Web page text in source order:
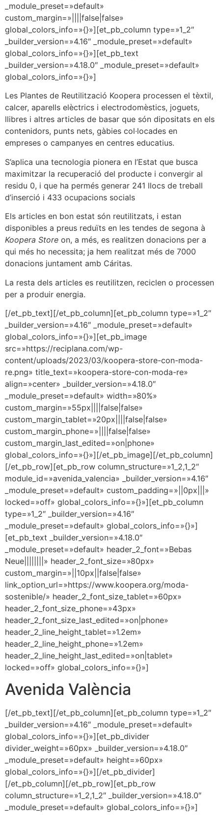
_module_preset=»default»
custom_margin=»||||false|false»
global_colors_info=»{}»][et_pb_column type=»1_2″
_builder_version=»4.16″ _module_preset=»default»
global_colors_info=»{}»][et_pb_text
_builder_version=»4.18.0″ _module_preset=»default»
global_colors_info=»{}»]
Les Plantes de Reutilització Koopera processen el tèxtil,
calcer, aparells elèctrics i electrodomèstics, joguets,
llibres i altres articles de basar que són dipositats en els
contenidors, punts nets, gàbies col·locades en
empreses o campanyes en centres educatius.
S’aplica una tecnologia pionera en l’Estat que busca
maximitzar la recuperació del producte i convergir al
residu 0, i que ha permés generar 241 llocs de treball
d’inserció i 433 ocupacions socials
Els articles en bon estat són reutilitzats, i estan
disponibles a preus reduïts en les tendes de segona à
Koopera Store on, a més, es realitzen donacions per a
qui més ho necessita; ja hem realitzat més de 7000
donacions juntament amb Cáritas.
La resta dels articles es reutilitzen, reciclen o processen
per a produir energia.
[/et_pb_text][/et_pb_column][et_pb_column type=»1_2″
_builder_version=»4.16″ _module_preset=»default»
global_colors_info=»{}»][et_pb_image
src=»https://reciplana.com/wp-
content/uploads/2023/03/koopera-store-con-moda-
re.png» title_text=»koopera-store-con-moda-re»
align=»center» _builder_version=»4.18.0″
_module_preset=»default» width=»80%»
custom_margin=»55px||||false|false»
custom_margin_tablet=»20px||||false|false»
custom_margin_phone=»||||false|false»
custom_margin_last_edited=»on|phone»
global_colors_info=»{}»][/et_pb_image][/et_pb_column]
[/et_pb_row][et_pb_row column_structure=»1_2,1_2″
module_id=»avenida_valencia» _builder_version=»4.16″
_module_preset=»default» custom_padding=»||0px|||»
locked=»off» global_colors_info=»{}»][et_pb_column
type=»1_2″ _builder_version=»4.16″
_module_preset=»default» global_colors_info=»{}»]
[et_pb_text _builder_version=»4.18.0″
_module_preset=»default» header_2_font=»Bebas
Neue||||||||» header_2_font_size=»80px»
custom_margin=»||10px||false|false»
link_option_url=»https://www.koopera.org/moda-
sostenible/» header_2_font_size_tablet=»60px»
header_2_font_size_phone=»43px»
header_2_font_size_last_edited=»on|phone»
header_2_line_height_tablet=»1.2em»
header_2_line_height_phone=»1.2em»
header_2_line_height_last_edited=»on|tablet»
locked=»off» global_colors_info=»{}»]
Avenida València
[/et_pb_text][/et_pb_column][et_pb_column type=»1_2″
_builder_version=»4.16″ _module_preset=»default»
global_colors_info=»{}»][et_pb_divider
divider_weight=»60px» _builder_version=»4.18.0″
_module_preset=»default» height=»60px»
global_colors_info=»{}»][/et_pb_divider]
[/et_pb_column][/et_pb_row][et_pb_row
column_structure=»1_2,1_2″ _builder_version=»4.18.0″
_module_preset=»default» global_colors_info=»{}»]